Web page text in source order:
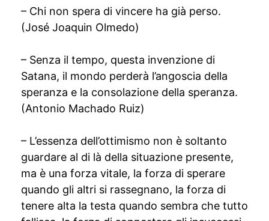
– Chi non spera di vincere ha già perso.
(José Joaquin Olmedo)
– Senza il tempo, questa invenzione di
Satana, il mondo perderà l’angoscia della
speranza e la consolazione della speranza.
(Antonio Machado Ruiz)
– L’essenza dell’ottimismo non è soltanto
guardare al di là della situazione presente,
ma è una forza vitale, la forza di sperare
quando gli altri si rassegnano, la forza di
tenere alta la testa quando sembra che tutto